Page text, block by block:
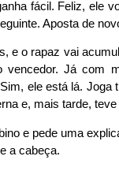
fácil. Feliz, ele
Aposta de
e o rapaz vai
vencedor. Já com
ele está lá. Joga
e, mais tarde,
e pede uma
a cabeça.